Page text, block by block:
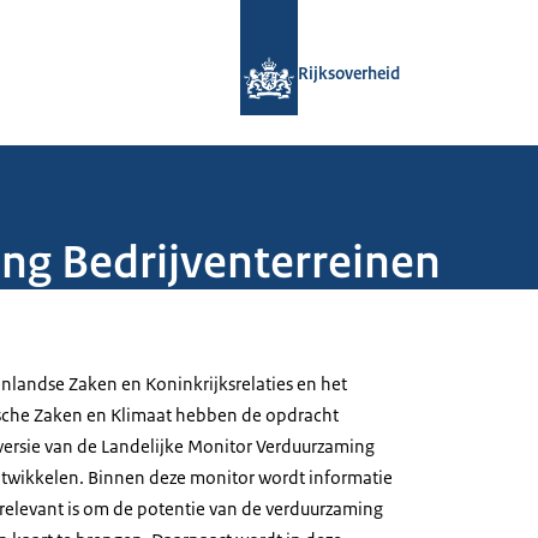
Rijksoverheid
Bedrijventerreinen
Zaken en Koninkrijksrelaties en het
Zaken en Klimaat hebben de opdracht
van de Landelijke Monitor Verduurzaming
Binnen deze monitor wordt informatie
is om de potentie van de verduurzaming